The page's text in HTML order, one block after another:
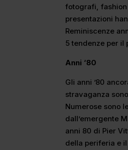
fotografi,
presentazioni
Reminiscenze
5 tendenze per il
Anni ‘80
Gli anni ’80
stravaganza
Numerose sono
dall’emergente
anni 80 di Pier
della periferia e